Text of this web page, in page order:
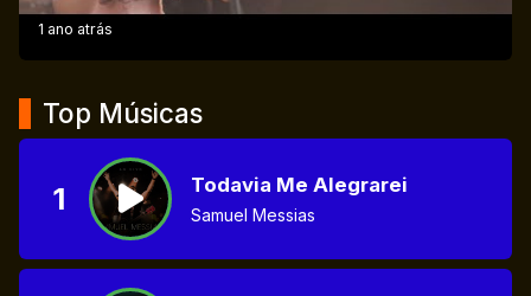
1 ano atrás
Top Músicas
1 Todavia Me Alegrarei
Samuel Messias